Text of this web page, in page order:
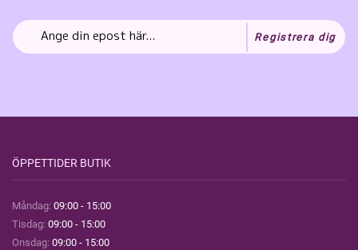
Registrera dig
ÖPPETTIDER BUTIK
Måndag: 09:00 - 15:00
Tisdag: 09:00 - 15:00
Onsdag: 09:00 - 15:00